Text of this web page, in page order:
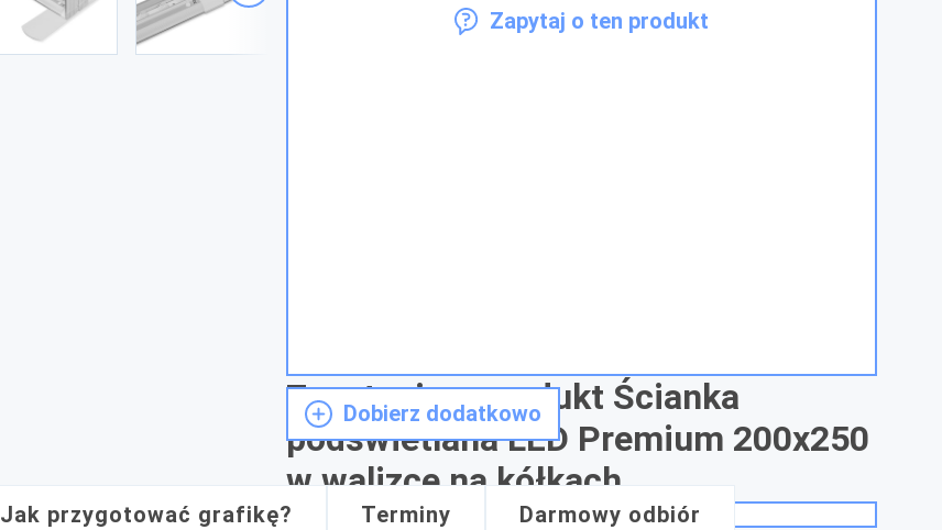
Zapytaj o ten produkt
Zapytanie o produkt Ścianka
podświetlana LED Premium 200x250
w walizce na kółkach
Dobierz dodatkowo
Jak przygotować grafikę? Terminy Darmowy odbiór